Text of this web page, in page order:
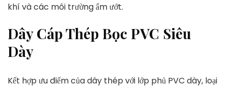
khí và các môi trường ẩm ướt.
Dây Cáp Thép Bọc PVC Siêu
Dày
Kết hợp ưu điểm của dây thép với lớp phủ PVC dày, loại